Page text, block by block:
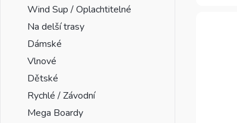
Wind Sup / Oplachtitelné
Na delší trasy
Dámské
Vlnové
Dětské
Rychlé / Závodní
Mega Boardy